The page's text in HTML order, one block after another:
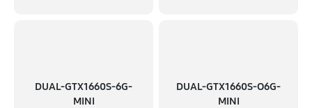
DUAL-GTX1660S-6G-
MINI
DUAL-GTX1660S-O6G-
MINI